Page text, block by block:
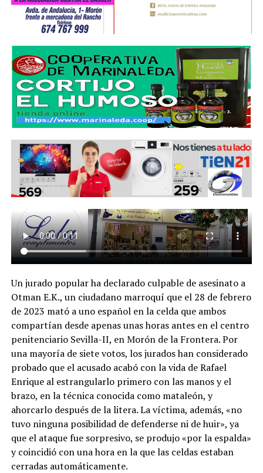
Un jurado popular ha declarado culpable de asesinato a
Otman E.K., un ciudadano marroquí que el 28 de febrero
de 2023 mató a uno español en la celda que ambos
compartían desde apenas unas horas antes en el centro
penitenciario Sevilla-II, en Morón de la Frontera. Por
una mayoría de siete votos, los jurados han considerado
probado que el acusado acabó con la vida de Rafael
Enrique al estrangularlo primero con las manos y el
brazo, en la técnica conocida como mataleón, y
ahorcarlo después de la litera. La víctima, además, «no
tuvo ninguna posibilidad de defenderse ni de huir», ya
que el ataque fue sorpresivo, se produjo «por la espalda»
y coincidió con una hora en la que las celdas estaban
cerradas automáticamente.